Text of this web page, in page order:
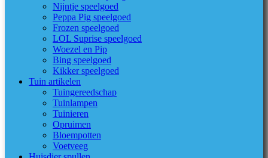
Nijntje speelgoed
Peppa Pig speelgoed
Frozen speelgoed
LOL Suprise speelgoed
Woezel en Pip
Bing speelgoed
Kikker speelgoed
Tuin artikelen
Tuingereedschap
Tuinlampen
Tuinieren
Opruimen
Bloempotten
Voetveeg